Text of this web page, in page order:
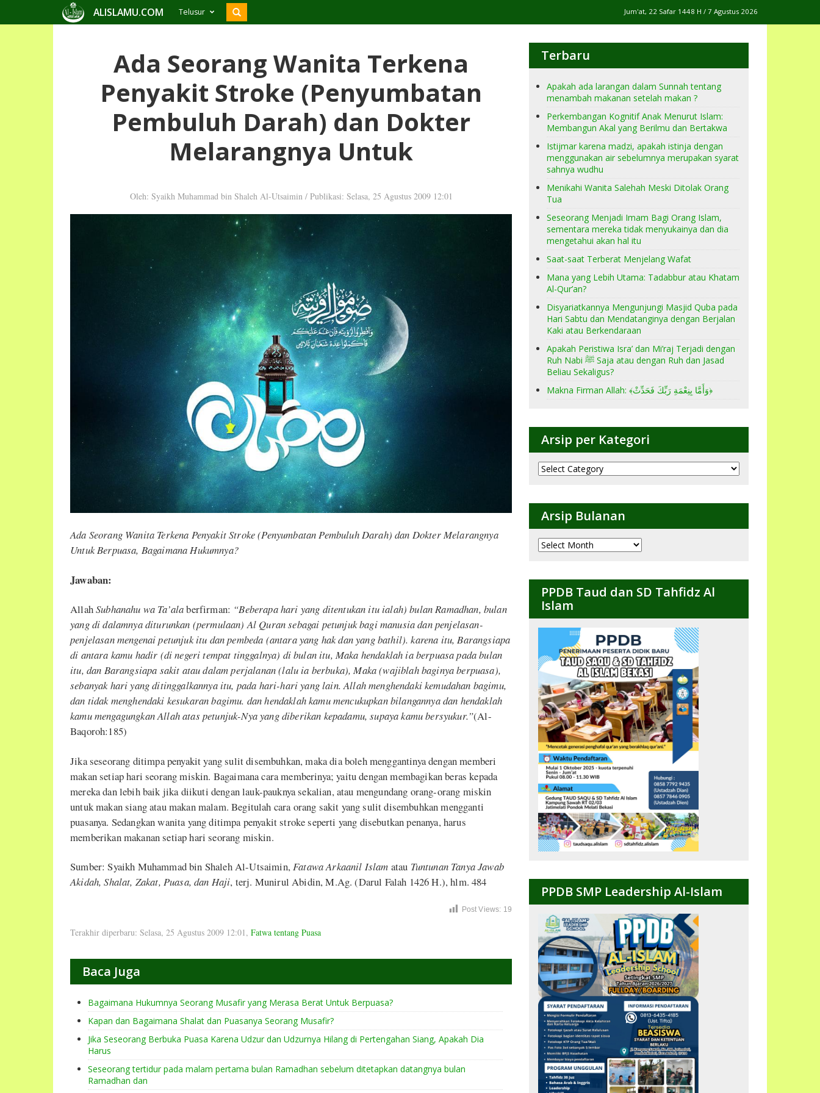
ALISLAMU.COM Telusur Jum'at, 22 Safar 1448 H / 7 Agustus 2026
Ada Seorang Wanita Terkena
Penyakit Stroke (Penyumbatan
Pembuluh Darah) dan Dokter
Melarangnya Untuk
Oleh: Syaikh Muhammad bin Shaleh Al-Utsaimin / Publikasi: Selasa, 25 Agustus 2009 12:01
Ada Seorang Wanita Terkena Penyakit Stroke (Penyumbatan Pembuluh Darah) dan Dokter Melarangnya
Untuk Berpuasa, Bagaimana Hukumnya?
Jawaban:
AllahSubhanahu wa Ta’alaberfirman: “Beberapa hari yang ditentukan itu ialah) bulan Ramadhan, bulan
yang di dalamnya diturunkan (permulaan) Al Quran sebagai petunjuk bagi manusia dan penjelasan-
penjelasan mengenai petunjuk itu dan pembeda (antara yang hak dan yang bathil). karena itu, Barangsiapa
di antara kamu hadir (di negeri tempat tinggalnya) di bulan itu, Maka hendaklah ia berpuasa pada bulan
itu, dan Barangsiapa sakit atau dalam perjalanan (lalu ia berbuka), Maka (wajiblah baginya berpuasa),
sebanyak hari yang ditinggalkannya itu, pada hari-hari yang lain. Allah menghendaki kemudahan bagimu,
dan tidak menghendaki kesukaran bagimu. dan hendaklah kamu mencukupkan bilangannya dan hendaklah
kamu mengagungkan Allah atas petunjuk-Nya yang diberikan kepadamu, supaya kamu bersyukur.”(Al-
Baqoroh:185)
Jika seseorang ditimpa penyakit yang sulit disembuhkan, maka dia boleh menggantinya dengan memberi
makan setiap hari seorang miskin. Bagaimana cara memberinya; yaitu dengan membagikan beras kepada
mereka dan lebih baik jika diikuti dengan lauk-pauknya sekalian, atau mengundang orang-orang miskin
untuk makan siang atau makan malam. Begitulah cara orang sakit yang sulit disembuhkan mengganti
puasanya. Sedangkan wanita yang ditimpa penyakit stroke seperti yang disebutkan penanya, harus
memberikan makanan setiap hari seorang miskin.
Sumber: Syaikh Muhammad bin Shaleh Al-Utsaimin,Fatawa Arkaanil Islam atau Tuntunan Tanya Jawab
Akidah, Shalat, Zakat, Puasa, dan Haji, terj. Munirul Abidin, M.Ag. (Darul Falah 1426 H.), hlm. 484
Post Views: 19
Terakhir diperbaru: Selasa, 25 Agustus 2009 12:01 , Fatwa tentang Puasa
Baca Juga
Bagaimana Hukumnya Seorang Musafir yang Merasa Berat Untuk Berpuasa?
Kapan dan Bagaimana Shalat dan Puasanya Seorang Musafir?
Jika Seseorang Berbuka Puasa Karena Udzur dan Udzurnya Hilang di Pertengahan Siang, Apakah Dia
Harus
Seseorang tertidur pada malam pertama bulan Ramadhan sebelum ditetapkan datangnya bulan
Ramadhan dan
Terbaru
Apakah ada larangan dalam Sunnah tentang
menambah makanan setelah makan ?
Perkembangan Kognitif Anak Menurut Islam:
Membangun Akal yang Berilmu dan Bertakwa
Istijmar karena madzi, apakah istinja dengan
menggunakan air sebelumnya merupakan syarat
sahnya wudhu
Menikahi Wanita Salehah Meski Ditolak Orang
Tua
Seseorang Menjadi Imam Bagi Orang Islam,
sementara mereka tidak menyukainya dan dia
mengetahui akan hal itu
Saat-saat Terberat Menjelang Wafat
Mana yang Lebih Utama: Tadabbur atau Khatam
Al-Qur’an?
Disyariatkannya Mengunjungi Masjid Quba pada
Hari Sabtu dan Mendatanginya dengan Berjalan
Kaki atau Berkendaraan
Apakah Peristiwa Isra’ dan Mi’raj Terjadi dengan
Ruh Nabi ﷺ Saja atau dengan Ruh dan Jasad
Beliau Sekaligus?
Makna Firman Allah: ﴾وَأَمَّا بِنِعْمَةِ رَبِّكَ فَحَدِّثْ﴿
Arsip per Kategori
Arsip
per
Arsip Bulanan
Arsip
Bulanan
PPDB Taud dan SD Tahfidz Al
Islam
PPDB SMP Leadership Al-Islam